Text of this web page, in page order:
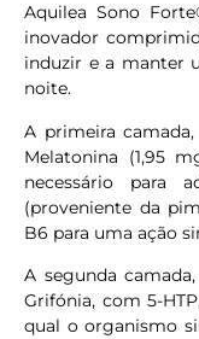
Aquilea Sono
inovador
induzir e a manter
noite.
A primeira
Melatonina (1,95
necessário para
(proveniente da
B6 para uma ação
A segunda
Grifónia, com 5-
qual o organismo